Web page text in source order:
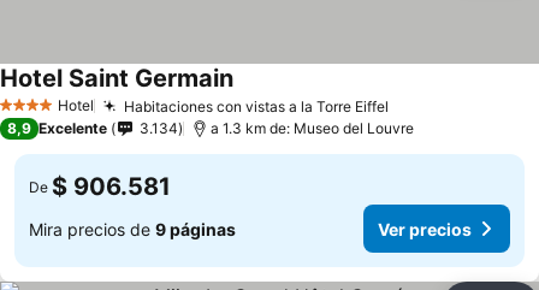
4 EstrellasHotel Habitaciones con vistas a la Torre Eiffel
Hotel Saint GermainVer precios
8,9 Excelente 3.134 a 1.3 km de: Museo del Louvre
De $ 906.581
Mira precios de 9 páginas Ver precios